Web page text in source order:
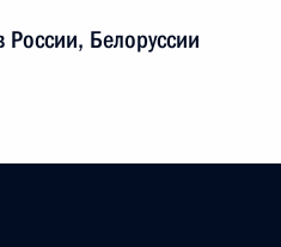
России, Белоруссии